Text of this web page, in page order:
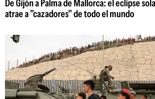
De Gijón a Palma de Mallorca: el eclipse
atrae a "cazadores" de todo el mundo